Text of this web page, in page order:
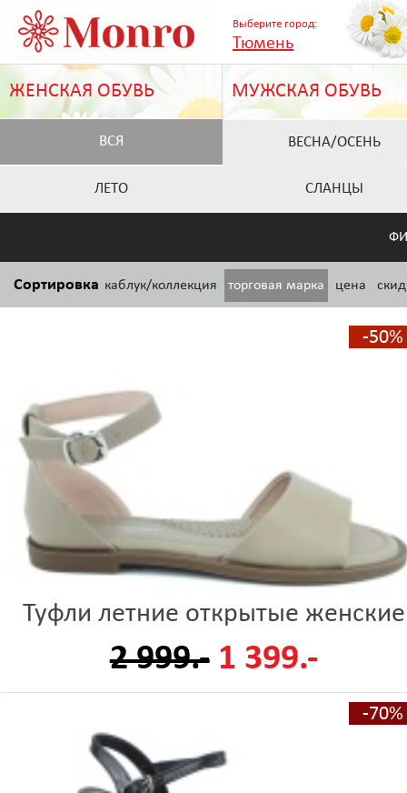
Выберите город:
Тюмень
ЖЕНСКАЯ ОБУВЬ МУЖСКАЯ ОБУВЬ
ВСЯ ВЕСНА/ОСЕНЬ
ЛЕТО СЛАНЦЫ
Сортировка каблук/коллекция торговая марка цена
-50%
Туфли летние открытые женские
2 999.- 1 399.-
-70%